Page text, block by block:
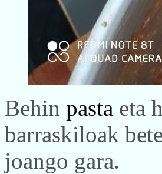
Behin pasta eta
barraskiloak
joango gara.